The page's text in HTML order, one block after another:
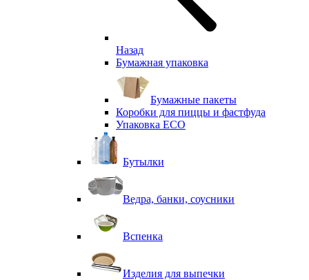
Назад
Бумажная упаковка
Бумажные пакеты
Коробки для пиццы и фастфуда
Упаковка ECO
Бутылки
Ведра, банки, соусники
Вспенка
Изделия для выпечки